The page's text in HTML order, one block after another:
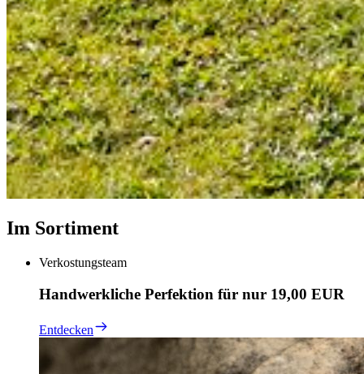
Im Sortiment
Verkostungsteam
Handwerkliche Perfektion für nur 19,00 EUR
Entdecken